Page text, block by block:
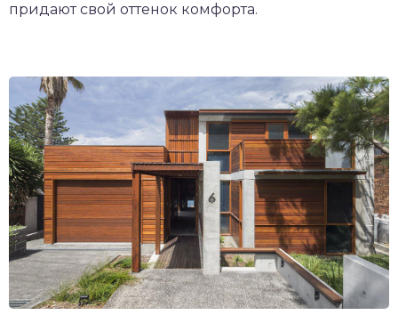
придают свой оттенок комфорта.